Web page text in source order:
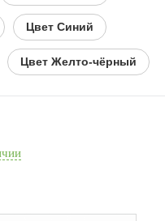
Цвет Синий
Цвет Желто-чёрный